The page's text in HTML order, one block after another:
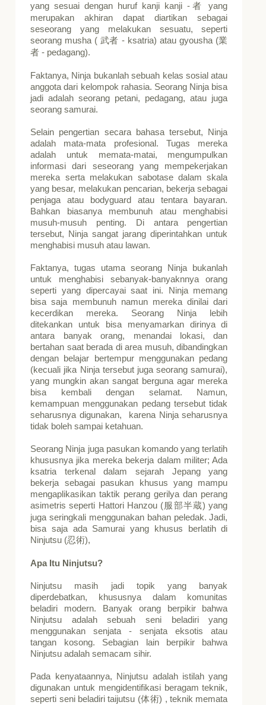
yang sesuai dengan huruf kanji kanji - 者
yang
merupakan akhiran dapat diartikan sebagai
seseorang yang melakukan sesuatu, seperti
seorang musha ( 武者 - ksatria) atau gyousha (業
者 - pedagang).
Faktanya, Ninja bukanlah sebuah kelas sosial atau
anggota dari kelompok rahasia. Seorang Ninja bisa
jadi adalah seorang petani, pedagang, atau juga
seorang samurai.
Selain pengertian secara bahasa tersebut, Ninja
adalah mata-mata profesional. Tugas mereka
adalah untuk memata-matai, mengumpulkan
informasi dari seseorang yang mempekerjakan
mereka serta melakukan sabotase dalam skala
yang besar, melakukan pencarian, bekerja sebagai
penjaga atau bodyguard atau tentara bayaran.
Bahkan biasanya membunuh atau menghabisi
musuh-musuh penting. Di antara pengertian
tersebut, Ninja sangat jarang diperintahkan untuk
menghabisi musuh atau lawan.
Faktanya, tugas utama seorang Ninja bukanlah
untuk menghabisi sebanyak-banyaknnya orang
seperti yang dipercayai saat ini. Ninja memang
bisa saja membunuh namun mereka dinilai dari
kecerdikan mereka. Seorang Ninja lebih
ditekankan untuk bisa menyamarkan dirinya di
antara banyak orang, menandai lokasi, dan
bertahan saat berada di area musuh, dibandingkan
dengan belajar bertempur menggunakan pedang
(kecuali jika Ninja tersebut juga seorang samurai),
yang mungkin akan sangat berguna agar mereka
bisa kembali dengan selamat. Namun,
kemampuan menggunakan pedang tersebut tidak
seharusnya digunakan, karena Ninja seharusnya
tidak boleh sampai ketahuan.
Seorang Ninja juga pasukan komando yang terlatih
khususnya jika mereka bekerja dalam militer; Ada
ksatria terkenal dalam sejarah Jepang yang
bekerja sebagai pasukan khusus yang mampu
mengaplikasikan taktik perang gerilya dan perang
asimetris seperti Hattori Hanzou ( 服部半蔵) yang
juga seringkali menggunakan bahan peledak. Jadi,
bisa saja ada Samurai yang khusus berlatih di
Ninjutsu (忍術),
Apa Itu Ninjutsu?
Ninjutsu masih jadi topik yang banyak
diperdebatkan, khususnya dalam komunitas
beladiri modern. Banyak orang berpikir bahwa
Ninjutsu adalah sebuah seni beladiri yang
menggunakan senjata - senjata eksotis atau
tangan kosong. Sebagian lain berpikir bahwa
Ninjutsu adalah semacam sihir.
Pada kenyataannya, Ninjutsu adalah istilah yang
digunakan untuk mengidentifikasi beragam teknik,
seperti seni beladiri taijutsu (体術) , teknik memata